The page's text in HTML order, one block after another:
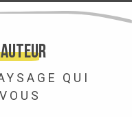
QUI